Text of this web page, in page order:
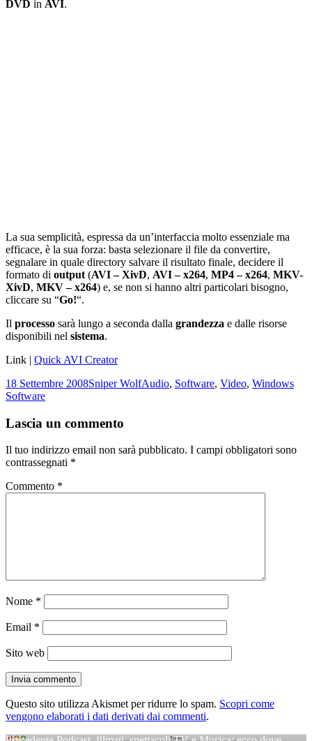
DVD in AVI.
La sua semplicità, espressa da un’interfaccia molto essenziale ma
efficace, è la sua forza: basta selezionare il file da convertire,
segnalare in quale directory salvare il risultato finale, decidere il
formato di output (AVI – XivD, AVI – x264, MP4 – x264, MKV-
XivD, MKV – x264) e, se non si hanno altri particolari bisogno,
cliccare su “Go!“.
Il processo sarà lungo a seconda dalla grandezza e dalle risorse
disponibili nel sistema.
Link | Quick AVI Creator
Scritto
il
18 Settembre 2008Autore
Sniper WolfCategorie
Audio, Software, Video, WindowsTag
Software
Lascia un commento
Il tuo indirizzo email non sarà pubblicato. I campi obbligatori sono
contrassegnati *
Commento *
Nome *
Email *
Sito web
Questo sito utilizza Akismet per ridurre lo spam. Scopri come
vengono elaborati i dati derivati dai commenti.